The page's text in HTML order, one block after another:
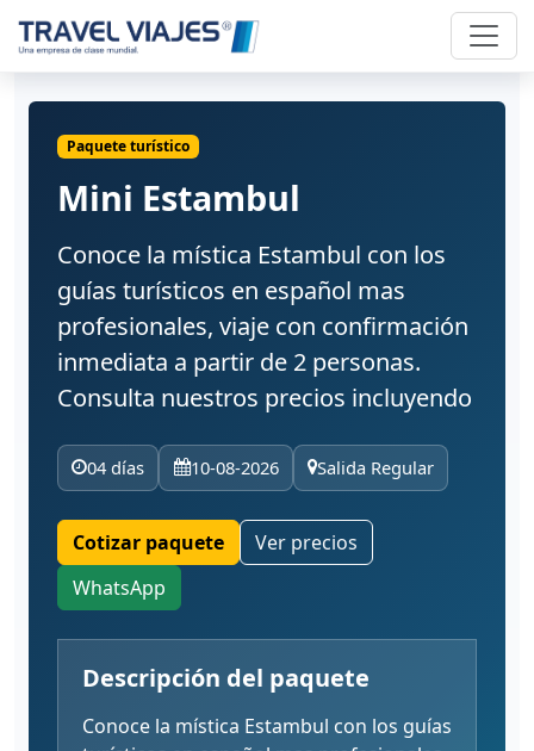
Paquete turístico
Mini Estambul
Conoce la mística Estambul con los
guías turísticos en español mas
profesionales, viaje con confirmación
inmediata a partir de 2 personas.
Consulta nuestros precios incluyendo
04 días 10-08-2026 Salida Regular
Cotizar paquete
Ver precios
WhatsApp
Descripción del paquete
Conoce la mística Estambul con los guías